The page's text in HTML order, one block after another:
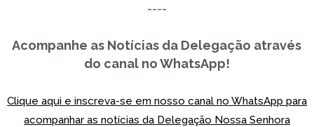
----
Acompanhe as Notícias da Delegação através
do canal no WhatsApp!
Clique aqui e inscreva-se em nosso canal no WhatsApp para
acompanhar as notícias da Delegação Nossa Senhora